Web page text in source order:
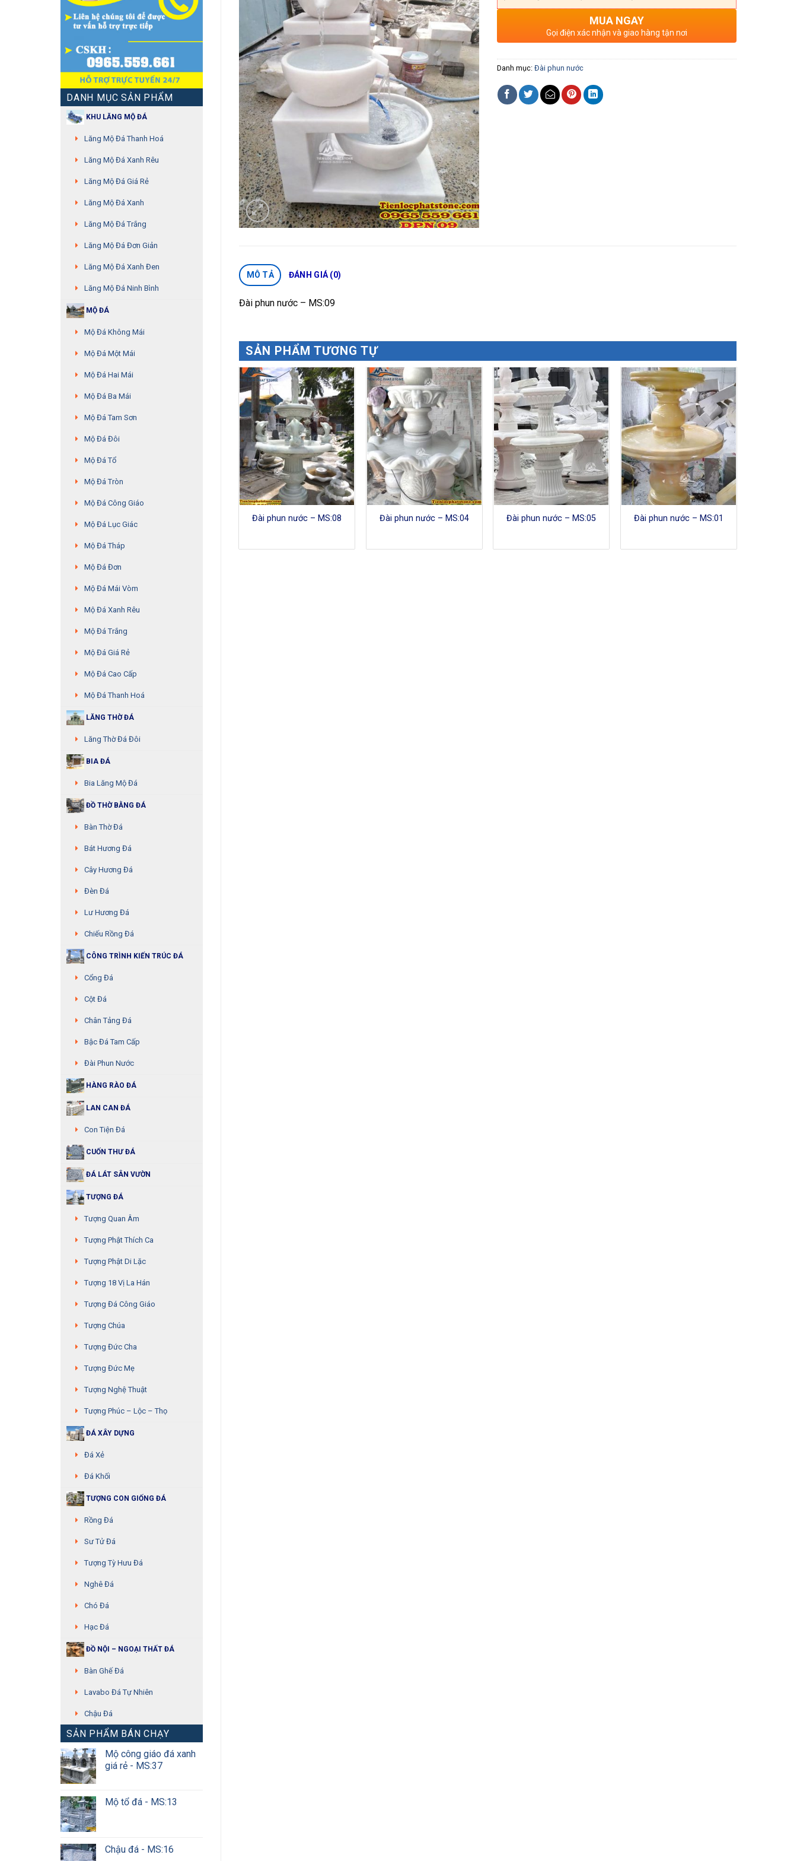
DANH MỤC SẢN PHẨM
KHU LĂNG MỘ ĐÁ
Lăng Mộ Đá Thanh Hoá
Lăng Mộ Đá Xanh Rêu
Lăng Mộ Đá Giá Rẻ
Lăng Mộ Đá Xanh
Lăng Mộ Đá Trắng
Lăng Mộ Đá Đơn Giản
Lăng Mộ Đá Xanh Đen
Lăng Mộ Đá Ninh Bình
MỘ ĐÁ
Mộ Đá Không Mái
Mộ Đá Một Mái
Mộ Đá Hai Mái
Mộ Đá Ba Mái
Mộ Đá Tam Sơn
Mộ Đá Đôi
Mộ Đá Tổ
Mộ Đá Tròn
Mộ Đá Công Giáo
Mộ Đá Lục Giác
Mộ Đá Tháp
Mộ Đá Đơn
Mộ Đá Mái Vòm
Mộ Đá Xanh Rêu
Mộ Đá Trắng
Mộ Đá Giá Rẻ
Mộ Đá Cao Cấp
Mộ Đá Thanh Hoá
LĂNG THỜ ĐÁ
Lăng Thờ Đá Đôi
BIA ĐÁ
Bia Lăng Mộ Đá
ĐỒ THỜ BẰNG ĐÁ
Bàn Thờ Đá
Bát Hương Đá
Cây Hương Đá
Đèn Đá
Lư Hương Đá
Chiếu Rồng Đá
CÔNG TRÌNH KIẾN TRÚC ĐÁ
Cổng Đá
Cột Đá
Chân Tảng Đá
Bậc Đá Tam Cấp
Đài Phun Nước
HÀNG RÀO ĐÁ
LAN CAN ĐÁ
Con Tiện Đá
CUỐN THƯ ĐÁ
ĐÁ LÁT SÂN VƯỜN
TƯỢNG ĐÁ
Tượng Quan Âm
Tượng Phật Thích Ca
Tượng Phật Di Lặc
Tượng 18 Vị La Hán
Tượng Đá Công Giáo
Tượng Chúa
Tượng Đức Cha
Tượng Đức Mẹ
Tượng Nghệ Thuật
Tượng Phúc – Lộc – Thọ
ĐÁ XÂY DỰNG
Đá Xẻ
Đá Khối
TƯỢNG CON GIỐNG ĐÁ
Rồng Đá
Sư Tử Đá
Tượng Tỳ Hưu Đá
Nghê Đá
Chó Đá
Hạc Đá
ĐỒ NỘI – NGOẠI THẤT ĐÁ
Bàn Ghế Đá
Lavabo Đá Tự Nhiên
Chậu Đá
SẢN PHẨM BÁN CHẠY
Mộ công giáo đá xanh
giá rẻ - MS:37
Mộ tổ đá - MS:13
Chậu đá - MS:16
MUA NGAY
Gọi điện xác nhận và giao hàng tận nơi
Danh mục: Đài phun nước
MÔ TẢ ĐÁNH GIÁ (0)
Đài phun nước – MS:09
SẢN PHẨM TƯƠNG TỰ
Đài phun nước – MS:08 Đài phun nước – MS:04 Đài phun nước – MS:05 Đài phun nước – MS:01